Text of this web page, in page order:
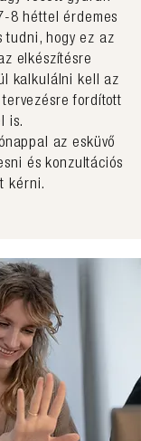
8 héttel érdemes
tudni, hogy ez az
elkészítésre
kalkulálni kell az
fordított
is.
az esküvő
és konzultációs
kérni.